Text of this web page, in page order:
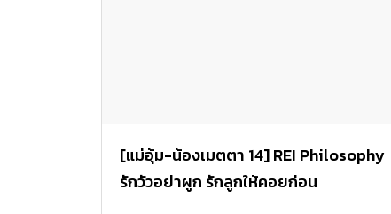
[แม่อุ้ม-น้องเมตตา 14] REI Philosophy
รักวัวอย่าผูก รักลูกให้คอยก่อน